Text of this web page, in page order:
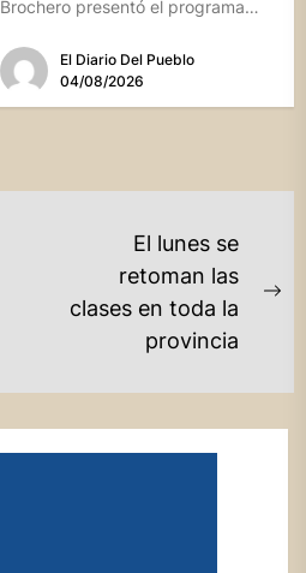
Brochero presentó el programa
El Diario Del Pueblo
04/08/2026
El lunes se
retoman las
clases en toda la
provincia